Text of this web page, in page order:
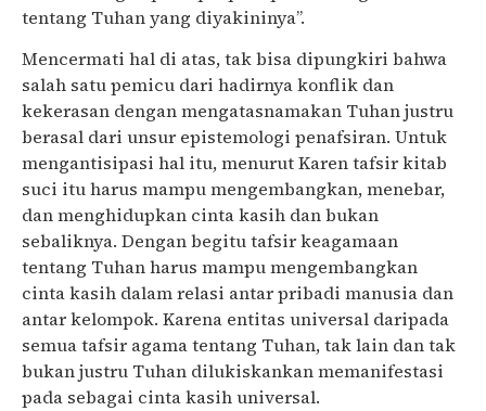
tentang Tuhan yang diyakininya”.
Mencermati hal di atas, tak bisa dipungkiri bahwa
salah satu pemicu dari hadirnya konflik dan
kekerasan dengan mengatasnamakan Tuhan justru
berasal dari unsur epistemologi penafsiran. Untuk
mengantisipasi hal itu, menurut Karen tafsir kitab
suci itu harus mampu mengembangkan, menebar,
dan menghidupkan cinta kasih dan bukan
sebaliknya. Dengan begitu tafsir keagamaan
tentang Tuhan harus mampu mengembangkan
cinta kasih dalam relasi antar pribadi manusia dan
antar kelompok. Karena entitas universal daripada
semua tafsir agama tentang Tuhan, tak lain dan tak
bukan justru Tuhan dilukiskankan memanifestasi
pada sebagai cinta kasih universal.